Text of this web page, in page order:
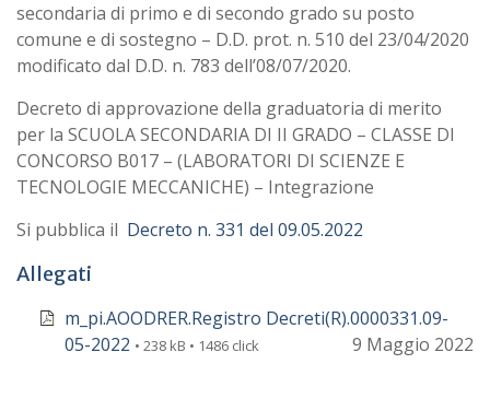
secondaria di primo e di secondo grado su posto
comune e di sostegno – D.D. prot. n. 510 del 23/04/2020
modificato dal D.D. n. 783 dell’08/07/2020.
Decreto di approvazione della graduatoria di merito
per la SCUOLA SECONDARIA DI II GRADO – CLASSE DI
CONCORSO B017 – (LABORATORI DI SCIENZE E
TECNOLOGIE MECCANICHE) – Integrazione
Si pubblica il Decreto n. 331 del 09.05.2022
Allegati
m_pi.AOODRER.Registro Decreti(R).0000331.09-
05-2022 • 238 kB • 1486 click 9 Maggio 2022